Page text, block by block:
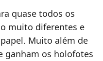
quase todos os
muito diferentes e
Muito além de
ganham os holofotes